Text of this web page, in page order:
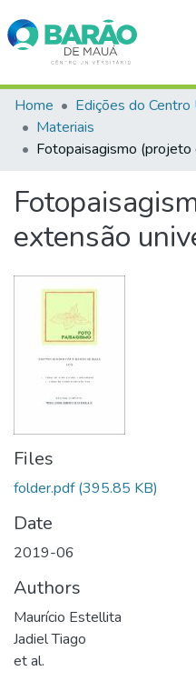
Communities & Collections
Statistics
Home
Edições do
Materiais
Fotopaisagismo (projeto
extensão
Files
folder.pdf (395.85 KB)
Date
2019-06
Authors
Maurício Estellita
Jadiel Tiago
et al.